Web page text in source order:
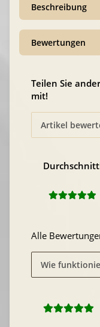
Beschreibung
Bewertungen
Teilen Sie
mit!
Artikel
Alle
Wie